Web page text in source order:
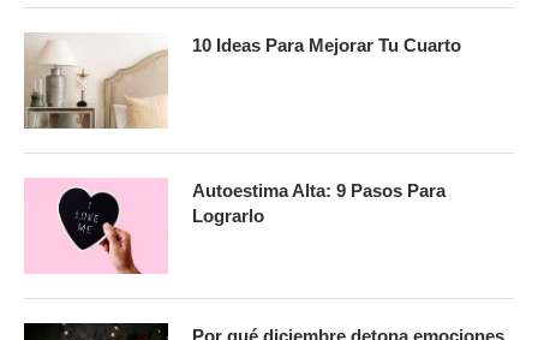
10 Ideas Para Mejorar Tu Cuarto
Autoestima Alta: 9 Pasos Para
Lograrlo
Por qué diciembre detona emociones